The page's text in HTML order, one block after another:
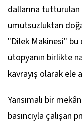
dallarına
umutsuzluktan
"Dilek Makinesi"
ütopyanın birlikte
kavrayış olarak ele
Yansımalı bir
basıncıyla